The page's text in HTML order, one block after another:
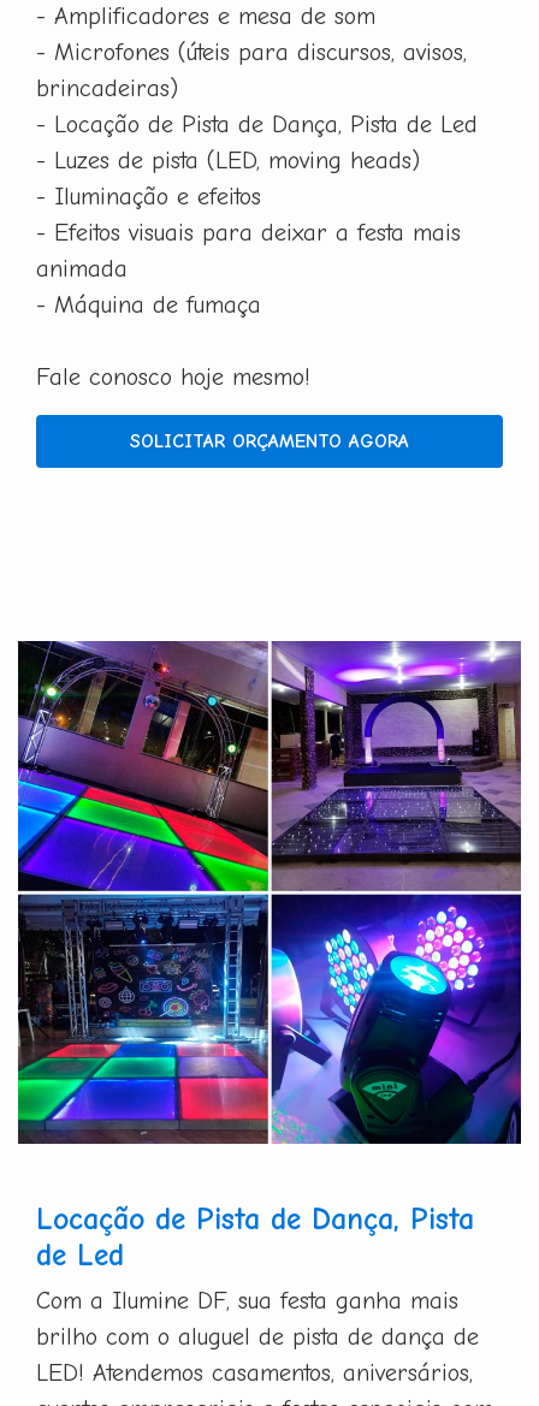
- Amplificadores e mesa de som
- Microfones (úteis para discursos, avisos,
brincadeiras)
- Locação de Pista de Dança, Pista de Led
- Luzes de pista (LED, moving heads)
- Iluminação e efeitos
- Efeitos visuais para deixar a festa mais
animada
- Máquina de fumaça
Fale conosco hoje mesmo!
SOLICITAR ORÇAMENTO AGORA
Locação de Pista de Dança, Pista
de Led
Com a Ilumine DF, sua festa ganha mais
brilho com o aluguel de pista de dança de
LED! Atendemos casamentos, aniversários,